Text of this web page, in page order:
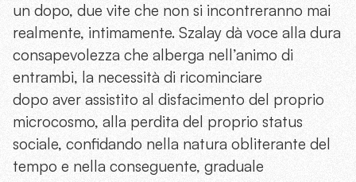
un dopo, due vite che non si incontreranno mai
realmente, intimamente. Szalay dà voce alla dura
consapevolezza che alberga nell’animo di
entrambi, la necessità di ricominciare
dopo aver assistito al disfacimento del proprio
microcosmo, alla perdita del proprio status
sociale, confidando nella natura obliterante del
tempo e nella conseguente, graduale